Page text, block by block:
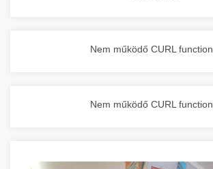
Nem működő CURL function.
Nem működő CURL function.